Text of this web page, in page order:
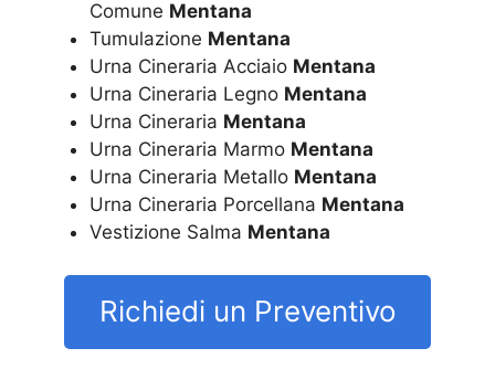
Comune Mentana
Tumulazione Mentana
Urna Cineraria Acciaio Mentana
Urna Cineraria Legno Mentana
Urna Cineraria Mentana
Urna Cineraria Marmo Mentana
Urna Cineraria Metallo Mentana
Urna Cineraria Porcellana Mentana
Vestizione Salma Mentana
Richiedi un Preventivo